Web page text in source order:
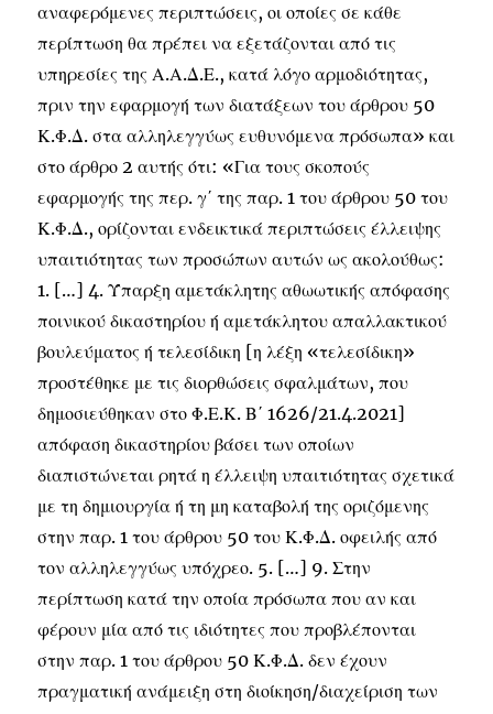
αναφερόμενες περιπτώσεις, οι οποίες σε κάθε
περίπτωση θα πρέπει να εξετάζονται από τις
υπηρεσίες της Α.Α.Δ.Ε., κατά λόγο αρμοδιότητας,
πριν την εφαρμογή των διατάξεων του άρθρου 50
Κ.Φ.Δ. στα αλληλεγγύως ευθυνόμενα πρόσωπα» και
στο άρθρο 2 αυτής ότι: «Για τους σκοπούς
εφαρμογής της περ. γ΄ της παρ. 1 του άρθρου 50 του
Κ.Φ.Δ., ορίζονται ενδεικτικά περιπτώσεις έλλειψης
υπαιτιότητας των προσώπων αυτών ως ακολούθως:
1. […] 4. Ύπαρξη αμετάκλητης αθωωτικής απόφασης
ποινικού δικαστηρίου ή αμετάκλητου απαλλακτικού
βουλεύματος ή τελεσίδικη [η λέξη «τελεσίδικη»
προστέθηκε με τις διορθώσεις σφαλμάτων, που
δημοσιεύθηκαν στο Φ.Ε.Κ. Β΄ 1626/21.4.2021]
απόφαση δικαστηρίου βάσει των οποίων
διαπιστώνεται ρητά η έλλειψη υπαιτιότητας σχετικά
με τη δημιουργία ή τη μη καταβολή της οριζόμενης
στην παρ. 1 του άρθρου 50 του Κ.Φ.Δ. οφειλής από
τον αλληλεγγύως υπόχρεο. 5. […] 9. Στην
περίπτωση κατά την οποία πρόσωπα που αν και
φέρουν μία από τις ιδιότητες που προβλέπονται
στην παρ. 1 του άρθρου 50 Κ.Φ.Δ. δεν έχουν
πραγματική ανάμειξη στη διοίκηση/διαχείριση των